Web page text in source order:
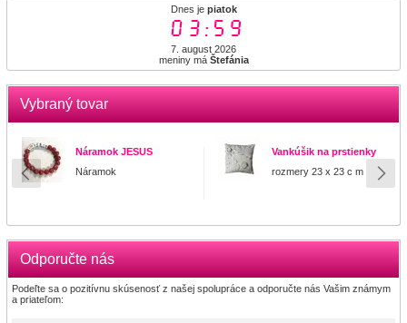
Dnes je piatok
03:59
7. august 2026
meniny má Štefánia
Vybraný tovar
Náramok JESUS
Náramok
Vankúšik na prstienky
rozmery 23 x 23 c m
Odporučte nás
Podeľte sa o pozitívnu skúsenosť z našej spolupráce a odporučte nás Vašim známym
a priateľom: